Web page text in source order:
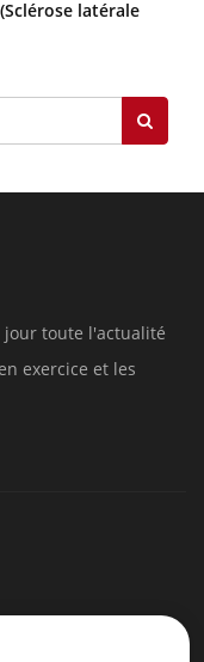
latérale
jour toute l'actualité
exercice et les